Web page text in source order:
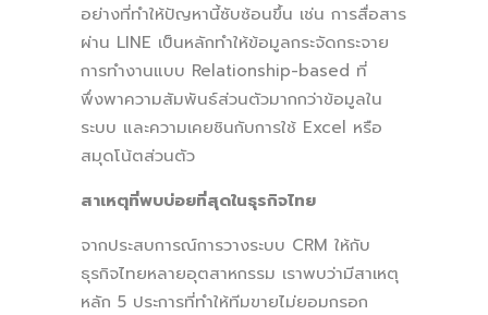
อย่างที่ทำให้ปัญหานี้ซับซ้อนขึ้น เช่น การสื่อสาร
ผ่าน LINE เป็นหลักทำให้ข้อมูลกระจัดกระจาย
การทำงานแบบ Relationship-based ที่
พึ่งพาความสัมพันธ์ส่วนตัวมากกว่าข้อมูลใน
ระบบ และความเคยชินกับการใช้ Excel หรือ
สมุดโน้ตส่วนตัว
สาเหตุที่พบบ่อยที่สุดในธุรกิจไทย
จากประสบการณ์การวางระบบ CRM ให้กับ
ธุรกิจไทยหลายอุตสาหกรรม เราพบว่ามีสาเหตุ
หลัก 5 ประการที่ทำให้ทีมขายไม่ยอมกรอก